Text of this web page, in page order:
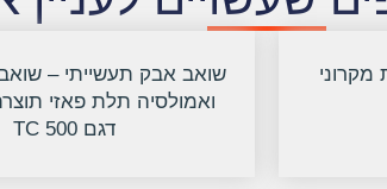
שואב אבק תעשייתי –
דגם TC 500